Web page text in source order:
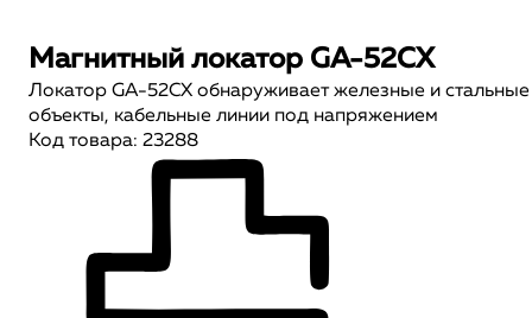
Магнитный локатор GA-52CX
Локатор GA-52CX обнаруживает железные и стальные
объекты, кабельные линии под напряжением
Код товара: 23288